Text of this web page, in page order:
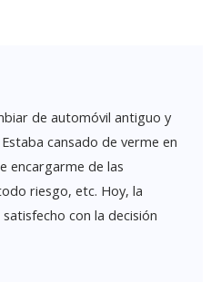
de automóvil antiguo y
cansado de verme en
encargarme de las
riesgo, etc. Hoy, la
con la decisión